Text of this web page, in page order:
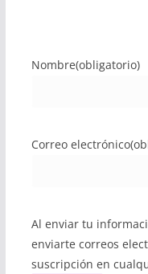
Nombre(obligatorio)
Correo electrónico
Al enviar tu
enviarte correos
suscripción en